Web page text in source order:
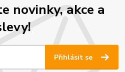
novinky, akce a
Přihlásit se